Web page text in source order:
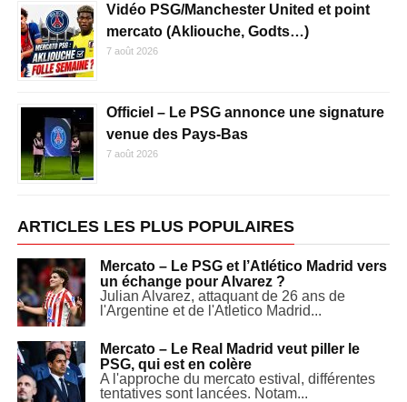
Vidéo PSG/Manchester United et point
mercato (Akliouche, Godts…)
7 août 2026
Officiel – Le PSG annonce une signature
venue des Pays-Bas
7 août 2026
ARTICLES LES PLUS POPULAIRES
Mercato – Le PSG et l’Atlético Madrid vers
un échange pour Alvarez ?
Julian Alvarez, attaquant de 26 ans de
l'Argentine et de l'Atletico Madrid...
Mercato – Le Real Madrid veut piller le
PSG, qui est en colère
A l'approche du mercato estival, différentes
tentatives sont lancées. Notam...